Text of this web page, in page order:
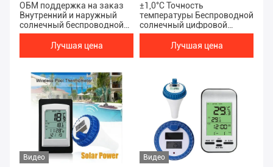
ОБМ поддержка на заказ
Внутренний и наружный
солнечный беспроводной
цифровой пруд или
плавучий бассейн
Лучшая цена
±1,0°C Точность
температуры Беспроводной
солнечный цифровой
термометр бассейна в
красном и серебряном
Лучшая цена
Видео Видео